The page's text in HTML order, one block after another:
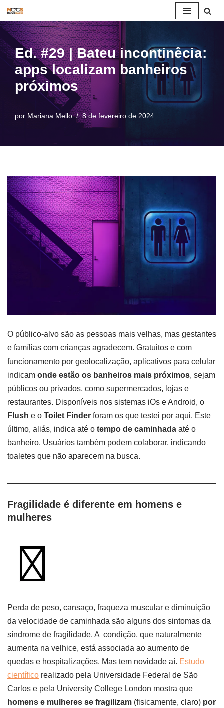
Pular
para
o
conteúdo
Ed. #29 | Bateu incontinêcia:
apps localizam banheiros
próximos
por Mariana Mello 8 de fevereiro de 2024
O público-alvo são as pessoas mais velhas, mas gestantes
e famílias com crianças agradecem. Gratuitos e com
funcionamento por geolocalização, aplicativos para celular
indicam onde estão os banheiros mais próximos, sejam
públicos ou privados, como supermercados, lojas e
restaurantes. Disponíveis nos sistemas iOs e Android, o
Flush e o Toilet Finder foram os que testei por aqui. Este
último, aliás, indica até o tempo de caminhada até o
banheiro. Usuários também podem colaborar, indicando
toaletes que não aparecem na busca.
Fragilidade é diferente em homens e
mulheres
Perda de peso, cansaço, fraqueza muscular e diminuição
da velocidade de caminhada são alguns dos sintomas da
síndrome de fragilidade. A condição, que naturalmente
aumenta na velhice, está associada ao aumento de
quedas e hospitalizações. Mas tem novidade aí. Estudo
científico realizado pela Universidade Federal de São
Carlos e pela University College London mostra que
homens e mulheres se fragilizam (fisicamente, claro) por